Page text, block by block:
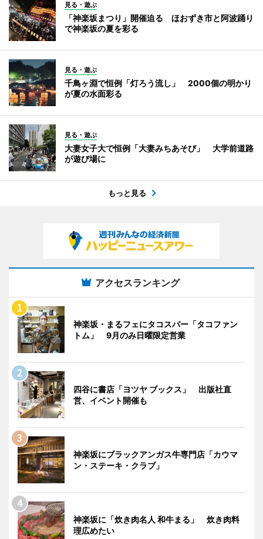
見る・遊ぶ
「神楽坂まつり」開催迫る ほおずき市と阿波踊り
で神楽坂の夏を彩る
見る・遊ぶ
千鳥ヶ淵で恒例「灯ろう流し」 2000個の明かり
が夏の水面彩る
見る・遊ぶ
大妻女子大で恒例「大妻みちあそび」 大学前道路
が遊び場に
もっと見る
アクセスランキング
神楽坂・まるフェにタコスバー「タコファン
トム」 9月のみ日曜限定営業
四谷に書店「ヨツヤ ブックス」 出版社直
営、イベント開催も
神楽坂にブラックアンガス牛専門店「カウマ
ン・ステーキ・クラブ」
神楽坂に「炊き肉名人 和牛まる」 炊き肉料
理広めたい